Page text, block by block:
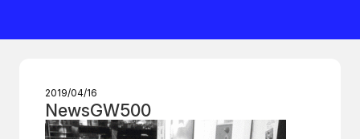
2019/04/16
NewsGW500